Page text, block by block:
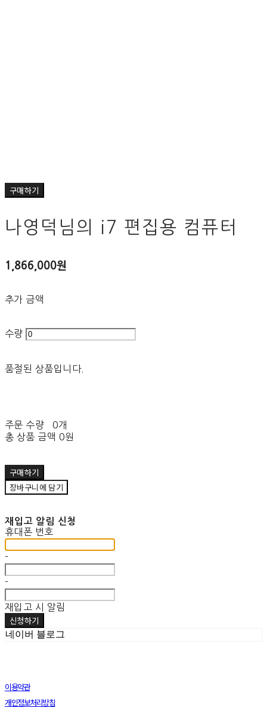
구매하기
나영덕님의 i7 편집용 컴퓨터
1,866,000원
추가 금액
수량
품절된 상품입니다.
주문 수량
0개
총 상품 금액 0원
구매하기
장바구니에 담기
재입고 알림 신청
휴대폰 번호
-
-
재입고 시 알림
신청하기
네이버 블로그
이용약관
개인정보처리방침